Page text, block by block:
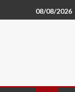
08/08/2026